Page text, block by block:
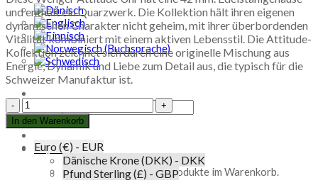
nach:
€0,00
Es befinden sich keine Produkte im Warenkorb.
und enthält ein Quarzwerk. Die Kollektion hält ihren eigenen
dynamischen Charakter nicht geheim, mit ihrer überbordenden
Vitalität kombiniert mit einem aktiven Lebensstil. Die Attitude-
Kollektion zeichnet sich durch eine originelle Mischung aus
Energie, Dynamik und Liebe zum Detail aus, die typisch für die
Schweizer Manufaktur ist.
Wenger
Attitude
01.1541.101
Menge
In den Warenkorb
Euro (€) - EUR
Dänische Krone (DKK) - DKK
Pfund Sterling (£) - GBP